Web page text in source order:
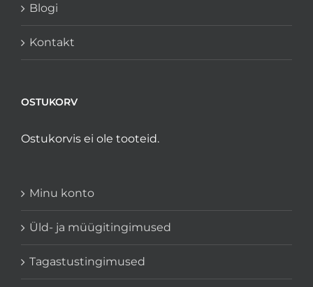
Blogi
Kontakt
OSTUKORV
Ostukorvis ei ole tooteid.
Minu konto
Üld- ja müügitingimused
Tagastustingimused